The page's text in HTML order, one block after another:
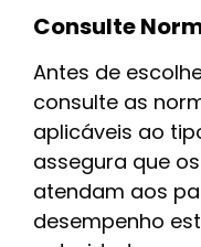
Consulte
Antes de
consulte as
aplicáveis ao
assegura que
atendam aos
desempenho